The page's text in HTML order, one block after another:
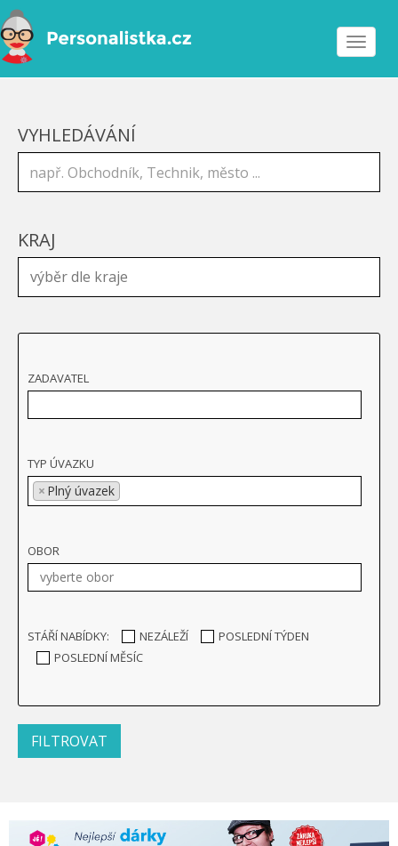
Toggle
VYHLEDÁVÁNÍ
KRAJ
ZADAVATEL
TYP ÚVAZKU
× Plný úvazek
OBOR
STÁŘÍ NABÍDKY: NEZÁLEŽÍ
POSLEDNÍ TÝDEN
POSLEDNÍ MĚSÍC